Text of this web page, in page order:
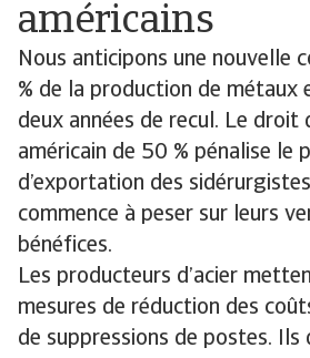
américains
Nous anticipons une nouvelle
% de la production de métaux
deux années de recul. Le droit
américain de 50 % pénalise le
d’exportation des
commence à peser sur leurs
bénéfices.
Les producteurs d’acier
mesures de réduction des
de suppressions de postes. Ils